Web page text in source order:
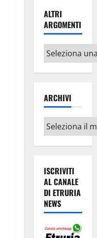
ALTRI
ARGOMENTI
Altri
argomenti
ARCHIVI
Archivi
ISCRIVITI
AL CANALE
DI ETRURIA
NEWS